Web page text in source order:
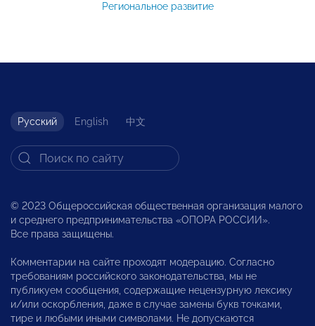
Региональное развитие
Русский English 中文
© 2023 Общероссийская общественная организация малого
и среднего предпринимательства «ОПОРА РОССИИ».
Все права защищены.
Комментарии на сайте проходят модерацию. Согласно
требованиям российского законодательства, мы не
публикуем сообщения, содержащие нецензурную лексику
и/или оскорбления, даже в случае замены букв точками,
тире и любыми иными символами. Не допускаются